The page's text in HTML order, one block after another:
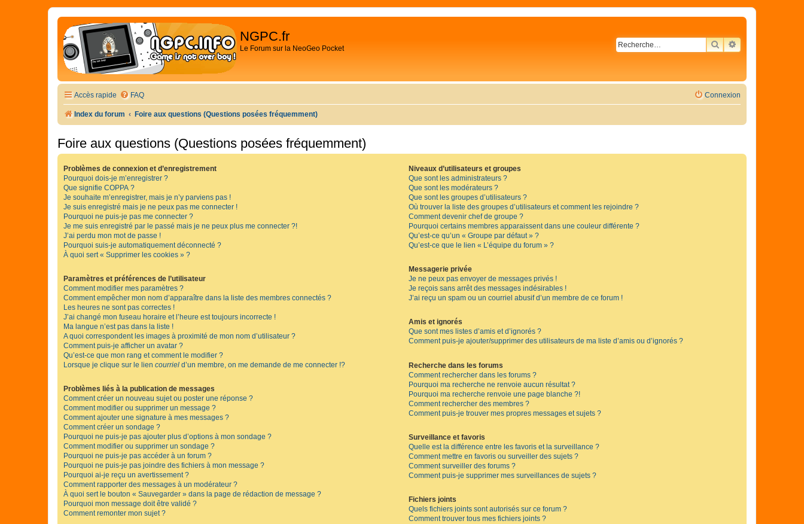
NGPC.fr
Le Forum sur la NeoGeo Pocket RECHERCHER
RECHERCHE
Accès rapide FAQ Connexion
Index du forum Foire aux questions (Questions posées fréquemment)
Foire aux questions (Questions posées fréquemment)
Problèmes de connexion et d’enregistrement
Pourquoi dois-je m’enregistrer ?
Que signifie COPPA ?
Je souhaite m’enregistrer, mais je n’y parviens pas !
Je suis enregistré mais je ne peux pas me connecter !
Pourquoi ne puis-je pas me connecter ?
Je me suis enregistré par le passé mais je ne peux plus me connecter ?!
J’ai perdu mon mot de passe !
Pourquoi suis-je automatiquement déconnecté ?
À quoi sert « Supprimer les cookies » ?
Paramètres et préférences de l’utilisateur
Comment modifier mes paramètres ?
Comment empêcher mon nom d’apparaître dans la liste des membres connectés ?
Les heures ne sont pas correctes !
J’ai changé mon fuseau horaire et l’heure est toujours incorrecte !
Ma langue n’est pas dans la liste !
A quoi correspondent les images à proximité de mon nom d’utilisateur ?
Comment puis-je afficher un avatar ?
Qu’est-ce que mon rang et comment le modifier ?
Lorsque je clique sur le lien courriel d’un membre, on me demande de me connecter !?
Problèmes liés à la publication de messages
Comment créer un nouveau sujet ou poster une réponse ?
Comment modifier ou supprimer un message ?
Comment ajouter une signature à mes messages ?
Comment créer un sondage ?
Pourquoi ne puis-je pas ajouter plus d’options à mon sondage ?
Comment modifier ou supprimer un sondage ?
Pourquoi ne puis-je pas accéder à un forum ?
Pourquoi ne puis-je pas joindre des fichiers à mon message ?
Pourquoi ai-je reçu un avertissement ?
Comment rapporter des messages à un modérateur ?
À quoi sert le bouton « Sauvegarder » dans la page de rédaction de message ?
Pourquoi mon message doit être validé ?
Comment remonter mon sujet ?
Niveaux d’utilisateurs et groupes
Que sont les administrateurs ?
Que sont les modérateurs ?
Que sont les groupes d’utilisateurs ?
Où trouver la liste des groupes d’utilisateurs et comment les rejoindre ?
Comment devenir chef de groupe ?
Pourquoi certains membres apparaissent dans une couleur différente ?
Qu’est-ce qu’un « Groupe par défaut » ?
Qu’est-ce que le lien « L’équipe du forum » ?
Messagerie privée
Je ne peux pas envoyer de messages privés !
Je reçois sans arrêt des messages indésirables !
J’ai reçu un spam ou un courriel abusif d’un membre de ce forum !
Amis et ignorés
Que sont mes listes d’amis et d’ignorés ?
Comment puis-je ajouter/supprimer des utilisateurs de ma liste d’amis ou d’ignorés ?
Recherche dans les forums
Comment rechercher dans les forums ?
Pourquoi ma recherche ne renvoie aucun résultat ?
Pourquoi ma recherche renvoie une page blanche ?!
Comment rechercher des membres ?
Comment puis-je trouver mes propres messages et sujets ?
Surveillance et favoris
Quelle est la différence entre les favoris et la surveillance ?
Comment mettre en favoris ou surveiller des sujets ?
Comment surveiller des forums ?
Comment puis-je supprimer mes surveillances de sujets ?
Fichiers joints
Quels fichiers joints sont autorisés sur ce forum ?
Comment trouver tous mes fichiers joints ?